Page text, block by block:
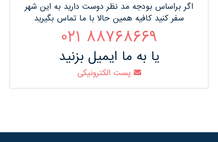
اگر براساس بودجه مد نظر دوست دارید به این شهر
سفر کنید کافیه همین حالا با ما تماس بگیرید
88768669 021
یا به ما ایمیل بزنید
پست الکترونیکی